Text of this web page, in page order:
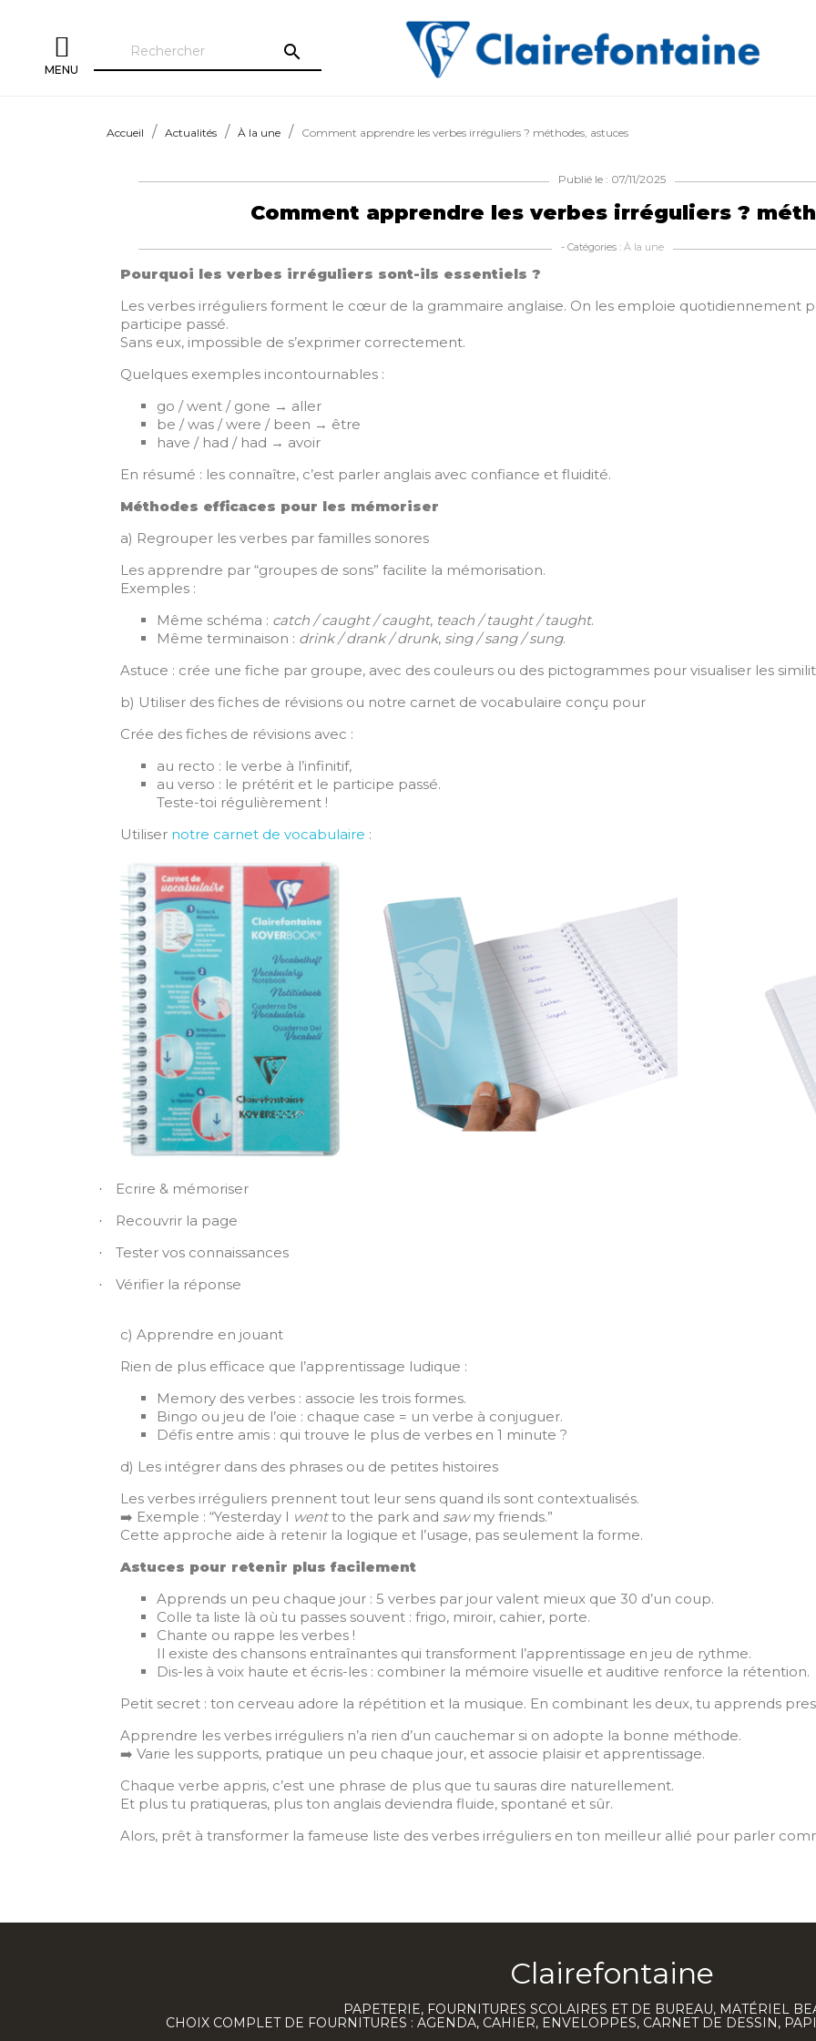
MENU
search
Accueil Actualités À la une Comment apprendre les verbes irréguliers ? méthodes, astuces
Publié le : 07/11/2025
Comment apprendre les verbes irréguliers ?
- Catégories : À la une
Pourquoi les verbes irréguliers sont-ils essentiels ?
Les verbes irréguliers forment le cœur de la grammaire anglaise. On les emploie quotidiennement
participe passé.
Sans eux, impossible de s’exprimer correctement.
Quelques exemples incontournables :
go / went / gone → aller
be / was / were / been → être
have / had / had → avoir
En résumé : les connaître, c’est parler anglais avec confiance et fluidité.
Méthodes efficaces pour les mémoriser
a) Regrouper les verbes par familles sonores
Les apprendre par “groupes de sons” facilite la mémorisation.
Exemples :
Même schéma : catch / caught / caught, teach / taught / taught.
Même terminaison : drink / drank / drunk, sing / sang / sung.
Astuce : crée une fiche par groupe, avec des couleurs ou des pictogrammes pour visualiser les
b) Utiliser des fiches de révisions ou notre carnet de vocabulaire conçu pour
Crée des fiches de révisions avec :
au recto : le verbe à l’infinitif,
au verso : le prétérit et le participe passé.
Teste-toi régulièrement !
Utiliser notre carnet de vocabulaire :
· Ecrire & mémoriser
· Recouvrir la page
· Tester vos connaissances
· Vérifier la réponse
c) Apprendre en jouant
Rien de plus efficace que l’apprentissage ludique :
Memory des verbes : associe les trois formes.
Bingo ou jeu de l’oie : chaque case = un verbe à conjuguer.
Défis entre amis : qui trouve le plus de verbes en 1 minute ?
d) Les intégrer dans des phrases ou de petites histoires
Les verbes irréguliers prennent tout leur sens quand ils sont contextualisés.
➡️ Exemple : “Yesterday I wentto the park and sawmy friends.”
Cette approche aide à retenir la logique et l’usage, pas seulement la forme.
Astuces pour retenir plus facilement
Apprends un peu chaque jour : 5 verbes par jour valent mieux que 30 d’un coup.
Colle ta liste là où tu passes souvent : frigo, miroir, cahier, porte.
Chante ou rappe les verbes !
Il existe des chansons entraînantes qui transforment l’apprentissage en jeu de rythme.
Dis-les à voix haute et écris-les : combiner la mémoire visuelle et auditive renforce la rétention.
Petit secret : ton cerveau adore la répétition et la musique. En combinant les deux, tu apprends
Apprendre les verbes irréguliers n’a rien d’un cauchemar si on adopte la bonne méthode.
➡️ Varie les supports, pratique un peu chaque jour, et associe plaisir et apprentissage.
Chaque verbe appris, c’est une phrase de plus que tu sauras dire naturellement.
Et plus tu pratiqueras, plus ton anglais deviendra fluide, spontané et sûr.
Alors, prêt à transformer la fameuse liste des verbes irréguliers en ton meilleur allié pour parler
Clairefontaine
PAPETERIE, FOURNITURES SCOLAIRES ET DE BUREAU, MATÉRIEL
CHOIX COMPLET DE FOURNITURES : AGENDA, CAHIER, ENVELOPPES, CARNET DE DESSIN,